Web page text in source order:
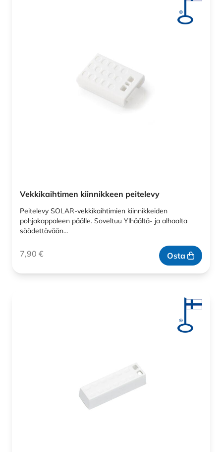
Vekkikaihtimen kiinnikkeen peitelevy
Peitelevy SOLAR-vekkikaihtimien kiinnikkeiden
pohjakappaleen päälle. Soveltuu Ylhäältä- ja alhaalta
säädettävään…
7,90 € Osta